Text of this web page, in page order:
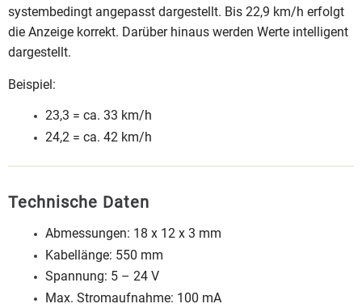
systembedingt angepasst dargestellt. Bis 22,9 km/h erfolgt
die Anzeige korrekt. Darüber hinaus werden Werte intelligent
dargestellt.
Beispiel:
23,3 = ca. 33 km/h
24,2 = ca. 42 km/h
Technische Daten
Abmessungen: 18 x 12 x 3 mm
Kabellänge: 550 mm
Spannung: 5 – 24 V
Max. Stromaufnahme: 100 mA